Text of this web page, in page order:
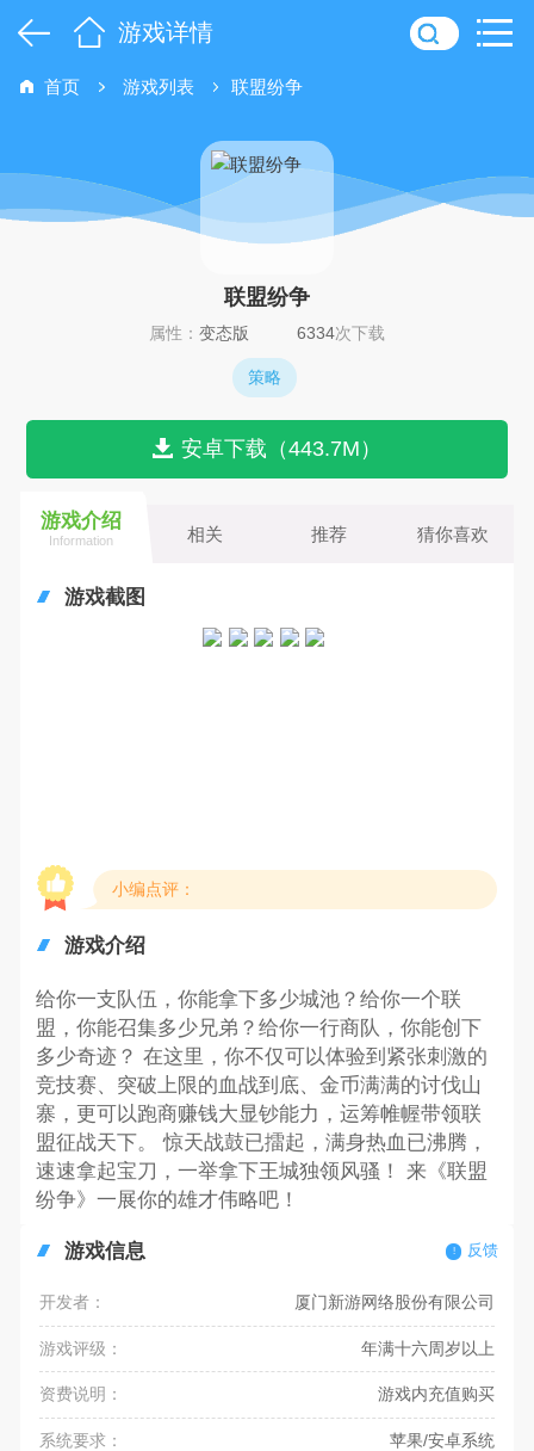
游戏详情
首页 游戏列表 联盟纷争
联盟纷争
属性： 变态版 6334次下载
策略
安卓下载（443.7M）
游戏介绍
Information 相关 推荐 猜你喜欢
游戏截图
小编点评：
游戏介绍
给你一支队伍，你能拿下多少城池？给你一个联
盟，你能召集多少兄弟？给你一行商队，你能创下
多少奇迹？ 在这里，你不仅可以体验到紧张刺激的
竞技赛、突破上限的血战到底、金币满满的讨伐山
寨，更可以跑商赚钱大显钞能力，运筹帷幄带领联
盟征战天下。 惊天战鼓已擂起，满身热血已沸腾，
速速拿起宝刀，一举拿下王城独领风骚！ 来《联盟
纷争》一展你的雄才伟略吧！
游戏信息 反馈
开发者： 厦门新游网络股份有限公司
游戏评级： 年满十六周岁以上
资费说明： 游戏内充值购买
系统要求： 苹果/安卓系统